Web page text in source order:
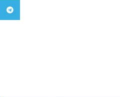
تلگرام